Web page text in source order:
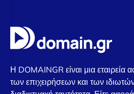
Η DOMAINGR είναι μια εταιρεία
των επιχειρήσεων και των